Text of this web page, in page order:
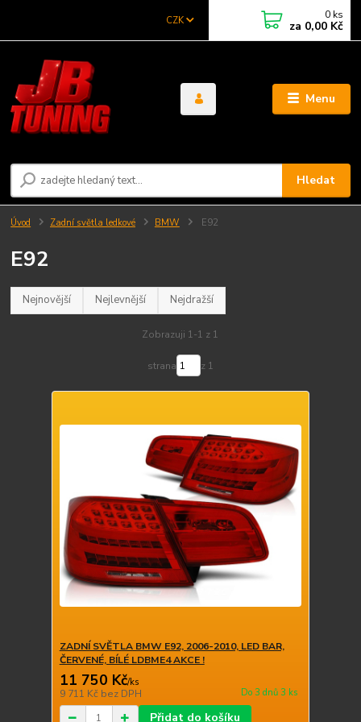
Menu
CZK
Hledat
0 ks
za 0,00 Kč
Úvod Zadní světla ledkové BMW E92
E92
Nejnovější Nejlevnější Nejdražší
Zobrazuji 1-1 z 1
strana z 1
ZADNÍ SVĚTLA BMW E92, 2006-2010, LED BAR,
ČERVENÉ, BÍLÉ LDBME4 AKCE !
11 750 Kč/ks
9 711 Kč bez DPH Do 3 dnů 3 ks
Přidat do košíku